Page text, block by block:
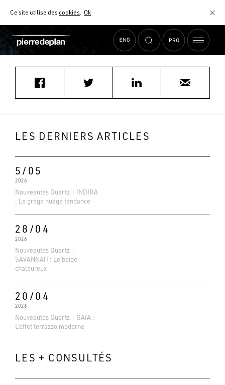
Ce site utilise descookies. Ok
AIDE AU CHOIX
Accueil Actualités ARTHUR BONNET PARIS 13
LES DERNIERS ARTICLES
5/05
2026
Nouveautés Quartz | INDIRA
: Le grège nuagé tendance
28/04
2026
Nouveautés Quartz |
SAVANNAH : Le beige
chaleureux
20/04
2026
Nouveautés Quartz | GAIA :
L’effet terrazzo moderne
LES + CONSULTÉS